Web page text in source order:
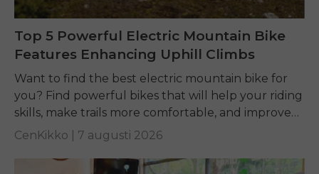
Top 5 Powerful Electric Mountain Bike
Features Enhancing Uphill Climbs
Want to find the best electric mountain bike for
you? Find powerful bikes that will help your riding
skills, make trails more comfortable, and improve
performance on any terrain.
CenKikko | 7 augusti 2026